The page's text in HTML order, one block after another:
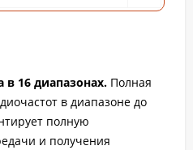
в 16 диапазонах. Полная
в диапазоне до
полную
и получения